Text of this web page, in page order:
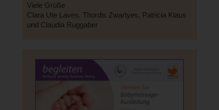
Viele Grüße
Clara Ute Laves, Thordis Zwartyes, Patricia Klaus
und Claudia Ruggaber